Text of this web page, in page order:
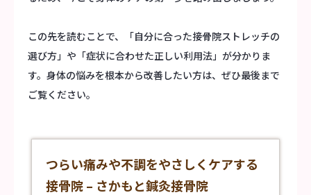
この先を読むことで、「自分に合った接骨院ストレッチの
選び方」や「症状に合わせた正しい利用法」が分かりま
す。身体の悩みを根本から改善したい方は、ぜひ最後まで
ご覧ください。
つらい痛みや不調をやさしくケアする
接骨院 – さかもと鍼灸接骨院